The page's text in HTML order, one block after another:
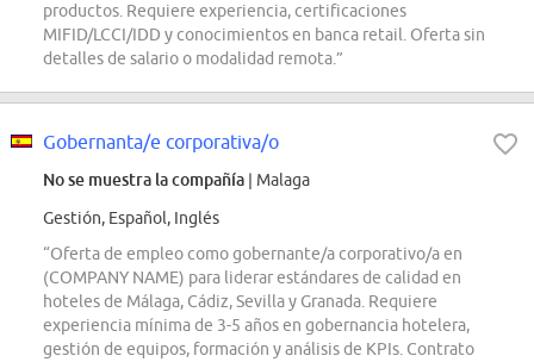
productos. Requiere experiencia, certificaciones
MIFID/LCCI/IDD y conocimientos en banca retail. Oferta sin
detalles de salario o modalidad remota.”
Gobernanta/e corporativa/o
No se muestra la compañía | Malaga
Gestión, Español, Inglés
“Oferta de empleo como gobernante/a corporativo/a en
(COMPANY NAME) para liderar estándares de calidad en
hoteles de Málaga, Cádiz, Sevilla y Granada. Requiere
experiencia mínima de 3-5 años en gobernancia hotelera,
gestión de equipos, formación y análisis de KPIs. Contrato